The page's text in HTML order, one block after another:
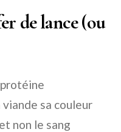
de lance (ou
sa couleur
non le sang